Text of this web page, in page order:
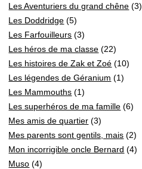
Les Aventuriers du grand chêne (3)
Les Doddridge (5)
Les Farfouilleurs (3)
Les héros de ma classe (22)
Les histoires de Zak et Zoé (10)
Les légendes de Géranium (1)
Les Mammouths (1)
Les superhéros de ma famille (6)
Mes amis de quartier (3)
Mes parents sont gentils, mais (2)
Mon incorrigible oncle Bernard (4)
Muso (4)